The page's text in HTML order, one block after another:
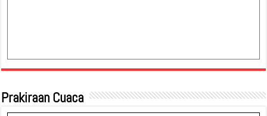
Prakiraan Cuaca